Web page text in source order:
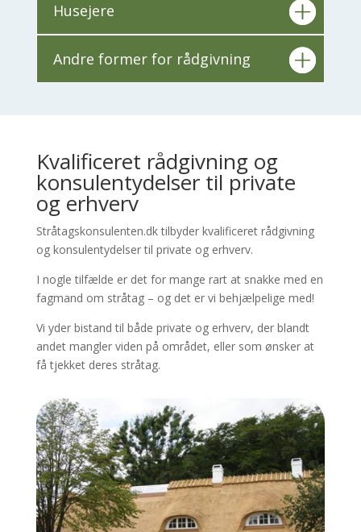
Husejere
Andre former for rådgivning
Kvalificeret rådgivning og
konsulentydelser til private
og erhverv
Stråtagskonsulenten.dk tilbyder kvalificeret rådgivning
og konsulentydelser til private og erhverv.
I nogle tilfælde er det for mange rart at snakke med en
fagmand om stråtag – og det er vi behjælpelige med!
Vi yder bistand til både private og erhverv, der blandt
andet mangler viden på området, eller som ønsker at
få tjekket deres stråtag.